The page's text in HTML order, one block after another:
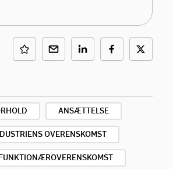
ANSÆTTELSE
OVERENSKOMST